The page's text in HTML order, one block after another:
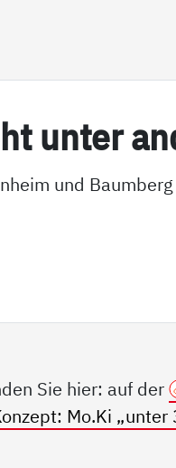
un­ter
und Baumberg
Sie hier: auf der
Mo.Ki „unter